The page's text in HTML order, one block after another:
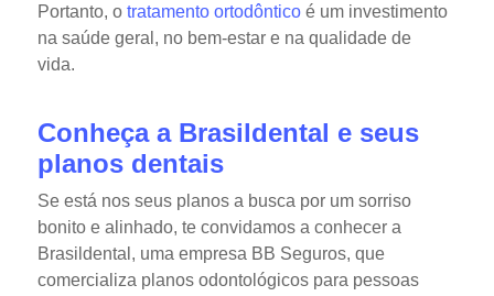
Portanto, o tratamento ortodônticoé um investimento
na saúde geral, no bem-estar e na qualidade de
vida.
Conheça a Brasildental e seus
planos dentais
Se está nos seus planos a busca por um sorriso
bonito e alinhado, te convidamos a conhecer a
Brasildental, uma empresa BB Seguros, que
comercializa planos odontológicos para pessoas